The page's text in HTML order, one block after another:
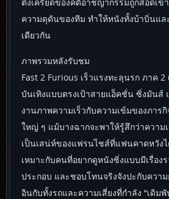
ความดุดันของทีม ทำให้หนังทั้งบ้าบิ่นแล
เดียวกัน
ภาพรวมหลังรับชม
Fast 2 Furious เร็วแรงทะลุนรก ภาค
บันเทิงแบบตรงเป้าสายแอ็คชั่น ซิ่งมันส์
งานภาพความเร็วกับความเข้มของภาร
ใหญ่ ๆ แม้บางฉากจะพาให้รู้สึกว่าความ
เป็นเสน่ห์ของแฟรนไชส์ที่แฟนคาดหวัง
เหมาะกับคนที่อยากดูหนังซิ่งแบบมีเรื่อง
ประกอบ และชอบโทนจริงจังปะกับควา
อินกับทั้งรถและความเสี่ยงที่กำลัง “เดิม